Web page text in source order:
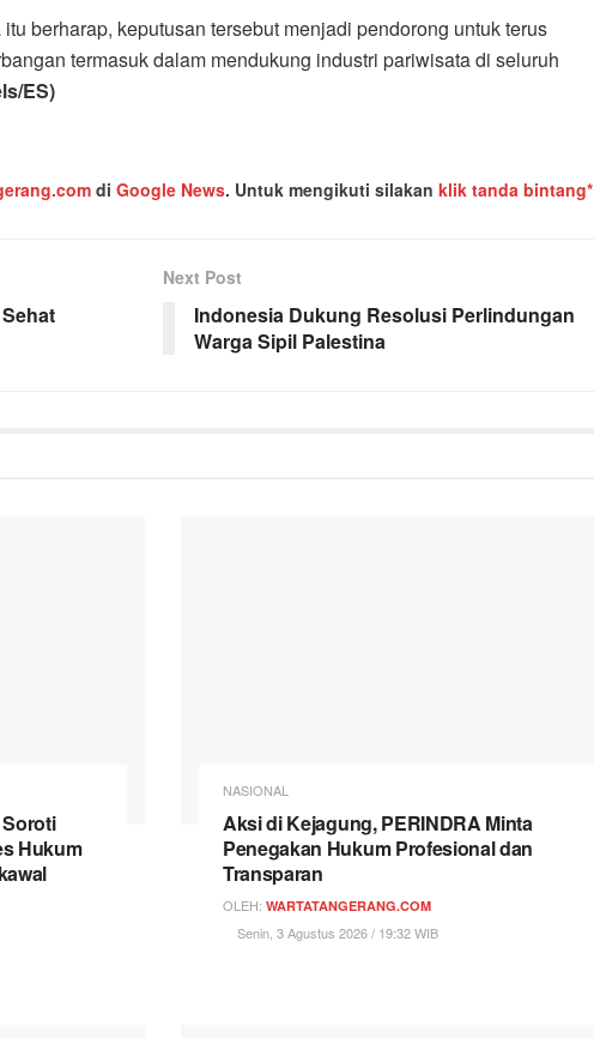
berharap, keputusan tersebut menjadi pendorong untuk terus
termasuk dalam mendukung industri pariwisata di seluruh
ES)
di Google News. Untuk mengikuti silakan klik tanda bintang*
Next Post
Indonesia Dukung Resolusi Perlindungan
Warga Sipil Palestina
Hukum
NASIONAL
Aksi di Kejagung, PERINDRA Minta
Penegakan Hukum Profesional dan
Transparan
OLEH: WARTATANGERANG.COM
Senin, 3 Agustus 2026 / 19:32 WIB